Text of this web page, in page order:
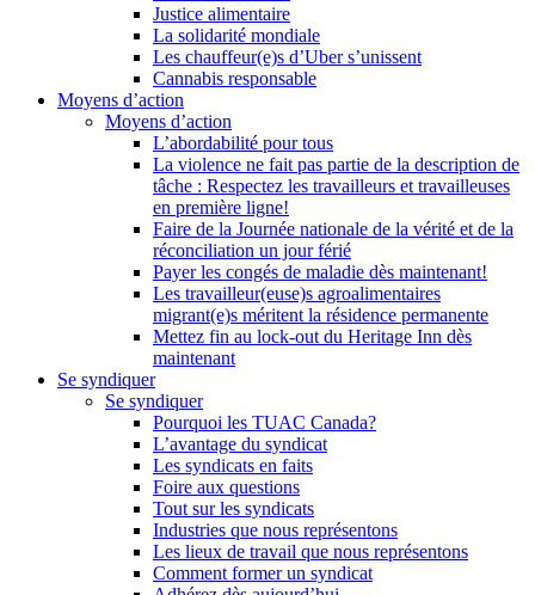
Justice alimentaire
La solidarité mondiale
Les chauffeur(e)s d’Uber s’unissent
Cannabis responsable
Moyens d’action
Moyens d’action
L’abordabilité pour tous
La violence ne fait pas partie de la description de
tâche : Respectez les travailleurs et travailleuses
en première ligne!
Faire de la Journée nationale de la vérité et de la
réconciliation un jour férié
Payer les congés de maladie dès maintenant!
Les travailleur(euse)s agroalimentaires
migrant(e)s méritent la résidence permanente
Mettez fin au lock-out du Heritage Inn dès
maintenant
Se syndiquer
Se syndiquer
Pourquoi les TUAC Canada?
L’avantage du syndicat
Les syndicats en faits
Foire aux questions
Tout sur les syndicats
Industries que nous représentons
Les lieux de travail que nous représentons
Comment former un syndicat